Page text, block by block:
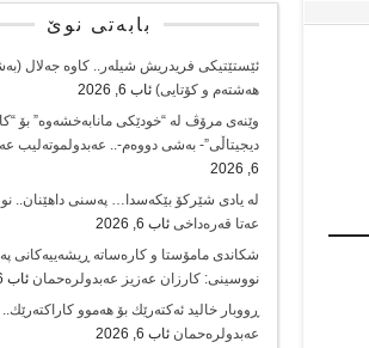
بابەتی نوێ
ئێستێتیکی فریدریش شیلەر.. کاوە جەلال
هەشتەم و کۆتایی) ئاب 6, 2026
وێنەی مرۆڤ لە “خودێکی مانابەخشەوە” بۆ
دیجیتاڵی”- بەشی دووەم-.. عەبدولموتەلیب
6, 2026
لە یادی شێرکۆ بێکەسدا… پەسنی داهێنان..
عەتا قەرەداخی ئاب 6, 2026
شکاندی مامۆستا و کارەساتە ڕیشەییەکانی
نووسینی: کارزان عەزیز عەبدولرەحمان ئاب 6, 2026
ڕووبار خالید ئەكتەرێك بۆ هەموو
عەبدولرەحمان ئاب 6, 2026